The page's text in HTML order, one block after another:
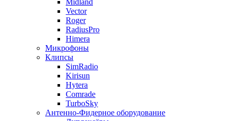
Vector
Roger
RadiusPro
Himera
Микрофоны
Клипсы
SimRadio
Kirisun
Hytera
Comrade
TurboSky
Антенно-Фидерное оборудование